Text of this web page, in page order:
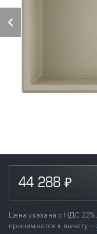
44 288 ₽
Цена указана с НДС
принимается к вычету —